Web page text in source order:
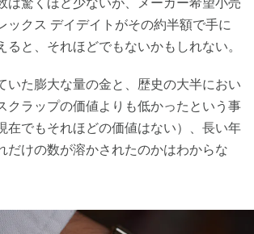
は驚くほど少ないが、メーカー希望小売
ックス デイデイトがその約半額で手に
ると、それほどでもないかもしれない。
た膨大な量の金と、歴史の大半におい
クラップの価値よりも低かったという事
在でもそれほどの価値はない）、長い年
だけの数が溶かされたのかはわからな